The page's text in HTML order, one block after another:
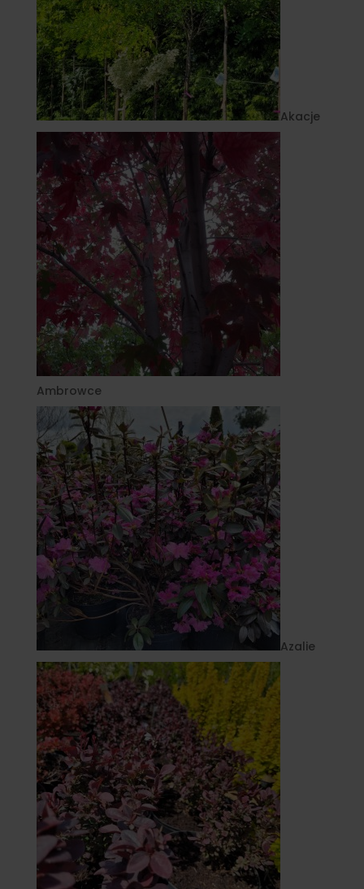
Akacje
Ambrowce
Azalie